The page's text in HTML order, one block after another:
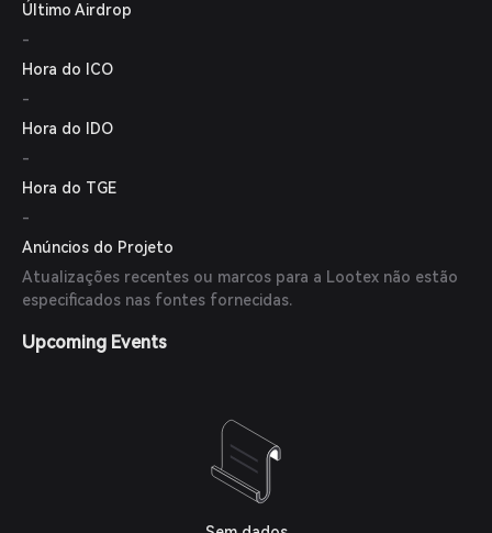
Último Airdrop
-
Hora do ICO
-
Hora do IDO
-
Hora do TGE
-
Anúncios do Projeto
Atualizações recentes ou marcos para a Lootex não estão
especificados nas fontes fornecidas.
Upcoming Events